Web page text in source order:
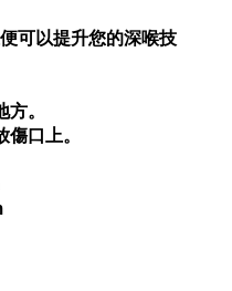
可以提升您的深喉技
。
口上。